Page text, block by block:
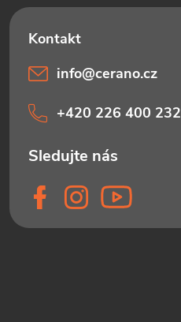
info@cerano.cz
+420 226 400 232